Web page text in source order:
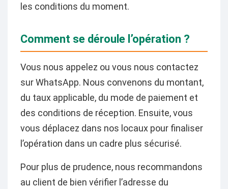
les conditions du moment.
Comment se déroule l’opération ?
Vous nous appelez ou vous nous contactez
sur WhatsApp. Nous convenons du montant,
du taux applicable, du mode de paiement et
des conditions de réception. Ensuite, vous
vous déplacez dans nos locaux pour finaliser
l’opération dans un cadre plus sécurisé.
Pour plus de prudence, nous recommandons
au client de bien vérifier l’adresse du